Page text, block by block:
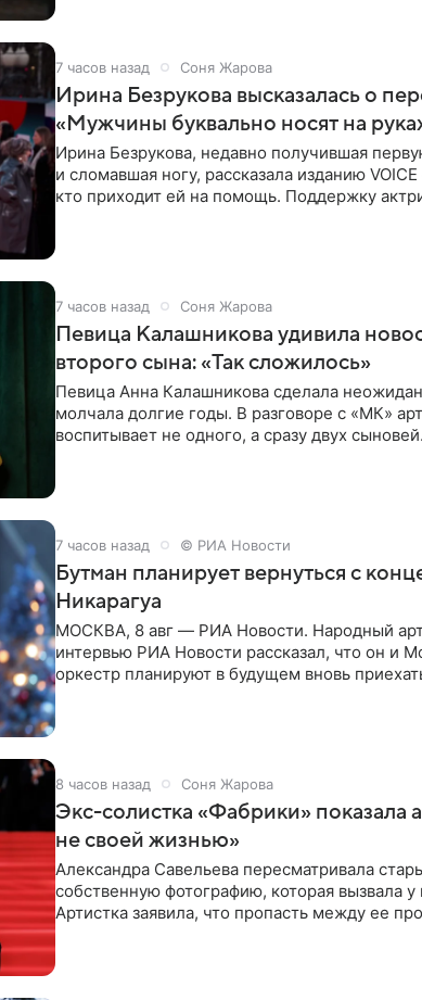
7 часов назад Соня Жарова
Ирина Безрукова высказалась о
«Мужчины буквально носят на
Ирина Безрукова, недавно получившая
и сломавшая ногу, рассказала изданию
кто приходит ей на помощь. Поддержку
7 часов назад Соня Жарова
Певица Калашникова удивила
второго сына: «Так сложилось»
Певица Анна Калашникова сделала
молчала долгие годы. В разговоре с «МК»
воспитывает не одного, а сразу двух
7 часов назад © РИА Новости
Бутман планирует вернуться с
Никарагуа
МОСКВА, 8 авг — РИА Новости. Народный
интервью РИА Новости рассказал, что он и
оркестр планируют в будущем вновь
8 часов назад Соня Жарова
Экс-солистка «Фабрики» показала
не своей жизнью»
Александра Савельева пересматривала
собственную фотографию, которая вызвала
Артистка заявила, что пропасть между ее